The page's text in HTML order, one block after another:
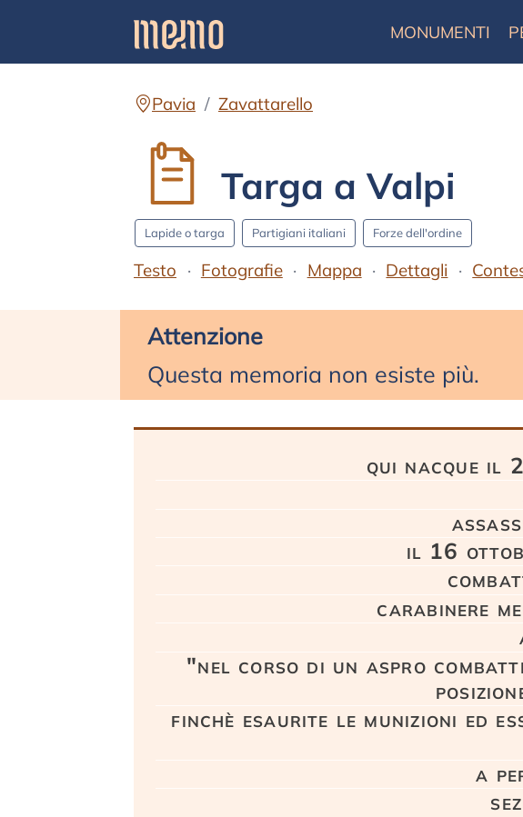
MONUMENTI
Pavia Zavattarello
Targa a Valpi
Lapide o targa Partigiani italiani Forze dell'ordine
Testo Fotografie Mappa Dettagli
Attenzione
Questa memoria non esiste più.
qui nacque il
il 16
carabinere
"nel corso di un aspro
finchè esaurite le munizioni ed
a